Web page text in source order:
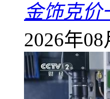
金饰克价
2026年